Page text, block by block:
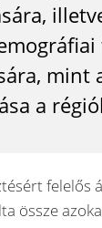
mint
a
felelős
össze